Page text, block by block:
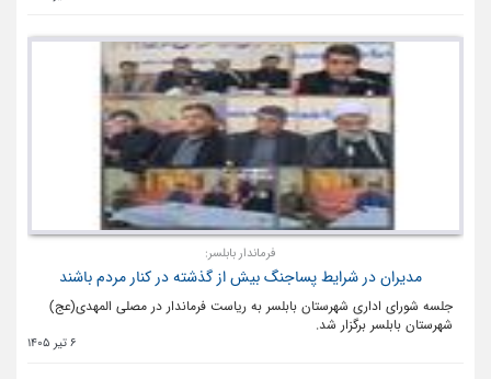
فرماندار بابلسر:
مدیران در شرایط پساجنگ بیش از گذشته در کنار مردم باشند
جلسه شورای اداری شهرستان بابلسر به ریاست فرماندار در مصلی المهدی(عج)
شهرستان بابلسر برگزار شد.
6 تیر 1405